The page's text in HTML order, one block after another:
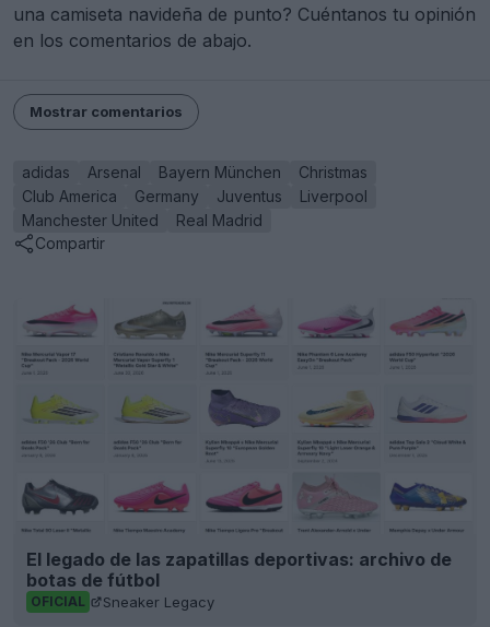
una camiseta navideña de punto? Cuéntanos tu opinión
en los comentarios de abajo.
Mostrar comentarios
adidas Arsenal Bayern München
Christmas
Club America
Germany Juventus
Liverpool
Manchester United
Real Madrid
Compartir
El legado de las zapatillas deportivas: archivo de
botas de fútbol
OFICIAL Sneaker Legacy